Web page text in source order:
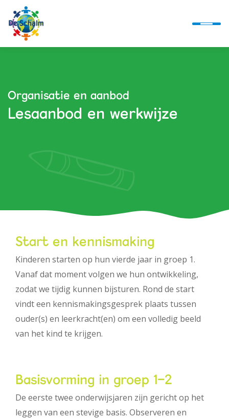
Alles over ons
Werken bij PIT
Organisatie en aanbod
Lesaanbod en werkwijze
Start en kennismaking
Kinderen starten op hun vierde jaar in groep 1.
Vanaf dat moment volgen we hun ontwikkeling,
zodat we tijdig kunnen bijsturen. Rond de start
vindt een kennismakingsgesprek plaats tussen
ouder(s) en leerkracht(en) om een volledig beeld
van het kind te krijgen.
Basisvorming in groep 1-2
De eerste twee onderwijsjaren zijn gericht op het
leggen van een stevige basis. Observeren en